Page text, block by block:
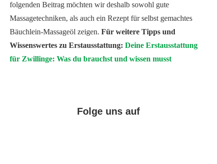
folgenden Beitrag möchten wir deshalb sowohl gute
Massagetechniken, als auch ein Rezept für selbst gemachtes
Bäuchlein-Massageöl zeigen. Für weitere Tipps und
Wissenswertes zu Erstausstattung: Deine Erstausstattung
für Zwillinge: Was du brauchst und wissen musst
Folge uns auf